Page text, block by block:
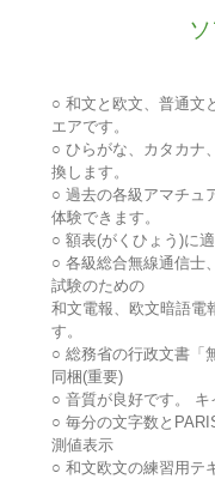
○ 和文と欧文、普通文
エアです。
○ ひらがな、カタカナ
換します。
○ 過去の各級アマチュ
体験できます。
○ 額表(がくひょう)に
○ 各級総合無線通信士
試験のための
和文電報、欧文暗語電
す。
○ 総務省の行政文書「
同梱(重要)
○ 音質が良好です。 キ
○ 毎分の文字数と
測値表示
○ 和文欧文の練習用テ